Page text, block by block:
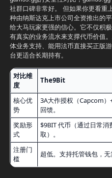
社群口碑非常好。 但如果你更看重
种由纳斯达克上市公司全资推出的
给大马玩家更强的信心。它不仅积
有真实的业务流水来支撑代币价值
体业务支持、能用法币直接买正版
台更适合长期持有。
对比维
度
The9Bit
核心优
势
3A大作授权（Capcom）
回馈。
奖励形
式
$9BIT 代币（通过日常消
取）。
注册门
槛
超低。支持托管钱包，无